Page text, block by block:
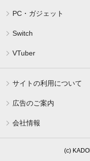
PC・ガジェット
Switch
VTuber
サイトの利用について
広告のご案内
会社情報
(c)